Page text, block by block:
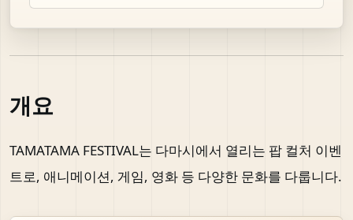
개요
TAMATAMA FESTIVAL는 다마시에서 열리는 팝 컬처 이벤
트로, 애니메이션, 게임, 영화 등 다양한 문화를 다룹니다.